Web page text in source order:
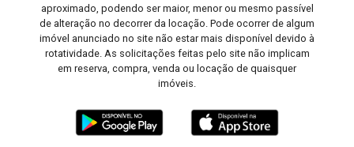
aproximado, podendo ser maior, menor ou mesmo passível
de alteração no decorrer da locação. Pode ocorrer de algum
imóvel anunciado no site não estar mais disponível devido à
rotatividade. As solicitações feitas pelo site não implicam
em reserva, compra, venda ou locação de quaisquer
imóveis.